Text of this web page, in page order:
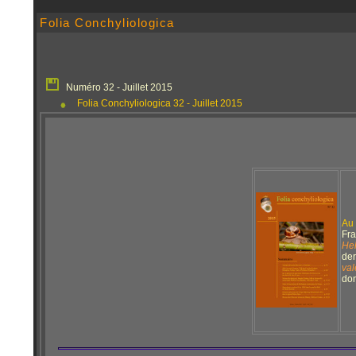
Folia Conchyliologica
Numéro 32 - Juillet 2015
Folia Conchyliologica 32 - Juillet 2015
Au